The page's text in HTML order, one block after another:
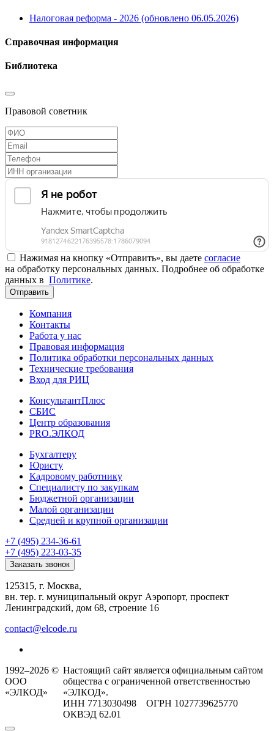
Налоговая реформа - 2026 (обновлено 06.05.2026)
Справочная информация
Библиотека
Правовой советник
Нажимая на кнопку «Отправить», вы даете согласие
на обработку персональных данных. Подробнее об обработке
данных в Политике.
Отправить
Компания
Контакты
Работа у нас
Правовая информация
Политика обработки персональных данных
Технические требования
Вход для РИЦ
КонсультантПлюс
СБИС
Центр образования
PRO.ЭЛКОД
Бухгалтеру
Юристу
Кадровому работнику
Специалисту по закупкам
Бюджетной организации
Малой организации
Средней и крупной организации
+7 (495) 234-36-61
+7 (495) 223-03-35
Заказать звонок
125315, г. Москва,
вн. тер. г. муниципальный округ Аэропорт, проспект
Ленинградский, дом 68, строение 16
contact@elcode.ru
1992–2026 ©
ООО
«ЭЛКОД»
Настоящий сайт является официальным сайтом
общества с ограниченной ответственностью
«ЭЛКОД».
ИНН 7713030498 ОГРН 1027739625770
ОКВЭД 62.01